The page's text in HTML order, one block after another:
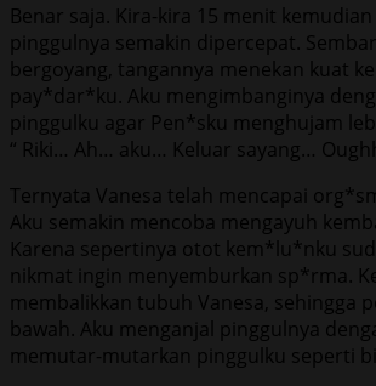
Benar saja. Kira-kira 15 menit
pinggulnya semakin dipercepat.
bergoyang, tangannya menekan kuat
pay*dar*ku. Aku mengimbanginya
pinggulku agar Pen*sku menghujam
“ Riki… Ah… aku… Keluar sayang…
Ternyata Vanesa telah mencapai
Aku semakin mencoba mengayuh
Karena sepertinya otot kem*lu*nku
nikmat ingin menyemburkan sp*rma.
membalikkan tubuh Vanesa, sehingga
bawah. Aku menganjal pinggulnya
memutar-mutarkan pinggulku seperti